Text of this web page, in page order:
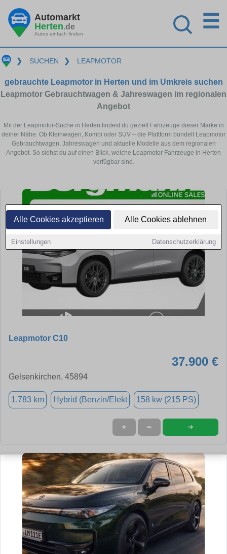
Alle Cookies akzeptieren Alle Cookies ablehnen
Einstellungen Datenschutzerklärung
Automarkt
Herten.de
Autos einfach finden
☰
❯ SUCHEN ❯ LEAPMOTOR
gebrauchte Leapmotor in Herten und im Umkreis suchen
Leapmotor Gebrauchtwagen & Jahreswagen im regionalen
Angebot
Mit der Leapmotor-Suche in Herten findest du gezielt Fahrzeuge dieser Marke in
deiner Nähe. Ob Kleinwagen, Kombi oder SUV – die Plattform bündelt Leapmotor
Gebrauchtwagen, Jahreswagen und aktuelle Modelle aus dem regionalen
Angebot. So siehst du auf einen Blick, welche Leapmotor Fahrzeuge in Herten
verfügbar sind.
Leapmotor C10
37.900 €
Gelsenkirchen, 45894
1.783 km Hybrid (Benzin/Elekt 158 kw (215 PS)
★ ➦ ➜